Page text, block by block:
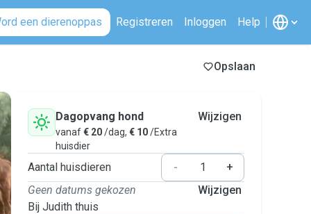
een dierenoppas Registreren Inloggen Help
Opslaan
Dagopvang hond
vanaf€ 20/dag, € 10/Extra
huisdier
Wijzigen
Aantal huisdieren -
+
Geen datums gekozen
Bij Judith thuis
Wijzigen